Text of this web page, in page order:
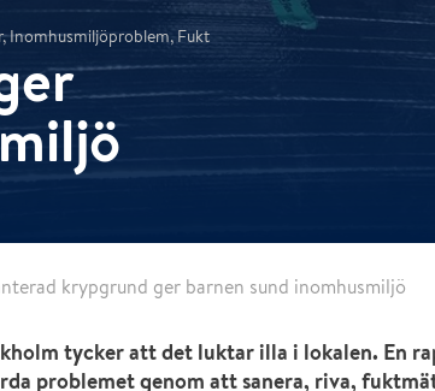
Inomhusmiljöproblem, Fukt
krypgrund ger barnen sund inomhusmiljö
tycker att det luktar illa i lokalen. En
problemet genom att sanera, riva,